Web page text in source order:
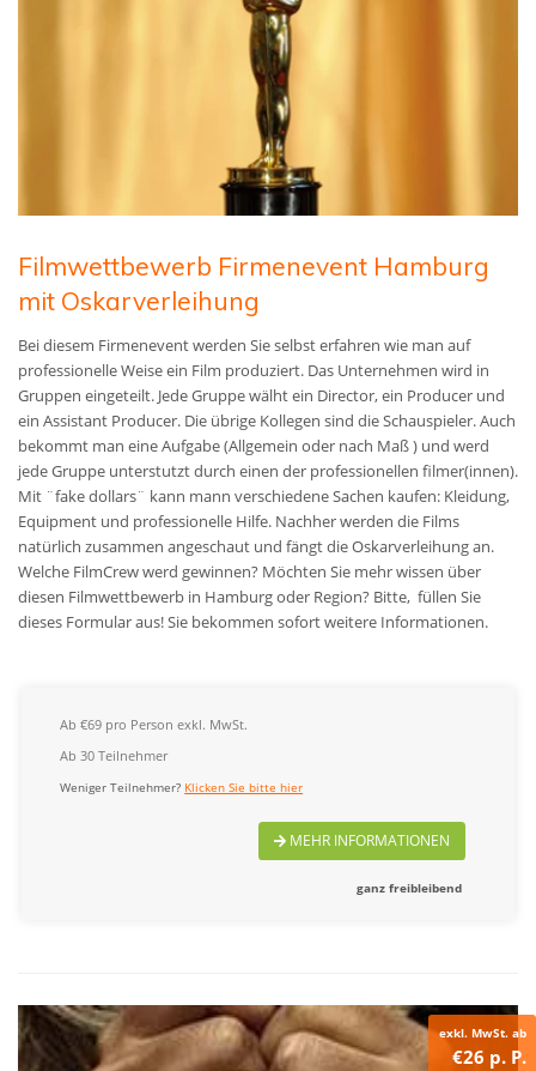
Filmwettbewerb Firmenevent Hamburg
mit Oskarverleihung
Bei diesem Firmenevent werden Sie selbst erfahren wie man auf
professionelle Weise ein Film produziert. Das Unternehmen wird in
Gruppen eingeteilt. Jede Gruppe wälht ein Director, ein Producer und
ein Assistant Producer. Die übrige Kollegen sind die Schauspieler. Auch
bekommt man eine Aufgabe (Allgemein oder nach Maß ) und werd
jede Gruppe unterstutzt durch einen der professionellen filmer(innen).
Mit ¨fake dollars¨ kann mann verschiedene Sachen kaufen: Kleidung,
Equipment und professionelle Hilfe. Nachher werden die Films
natürlich zusammen angeschaut und fängt die Oskarverleihung an.
Welche FilmCrew werd gewinnen? Möchten Sie mehr wissen über
diesen Filmwettbewerb in Hamburg oder Region? Bitte, füllen Sie
dieses Formular aus! Sie bekommen sofort weitere Informationen.
Ab €69 pro Person exkl. MwSt.
Ab 30 Teilnehmer
Weniger Teilnehmer? Klicken Sie bitte hier
MEHR INFORMATIONEN
ganz freibleibend
exkl. MwSt. ab
€26 p. P.